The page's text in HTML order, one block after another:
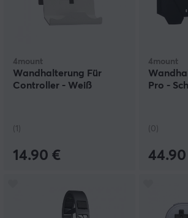
4mount
Wandhalterung Für
Controller - Weiß
(1)
14.90 €
4mount
Pro -
(0)